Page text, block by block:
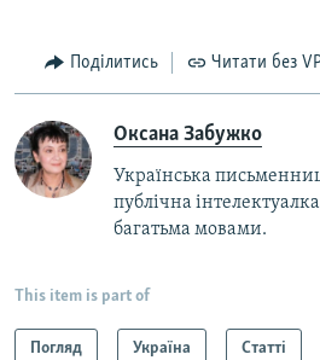
Поділитись Читати без
Оксана Забужко
Українська
публічна
багатьма мовами.
This item is part of
Погляд Україна Статті